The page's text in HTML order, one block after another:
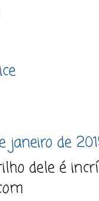
janeiro de
dele é